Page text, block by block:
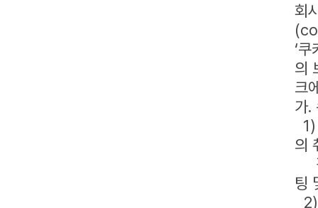
회
‘
의
크
가.
의
팅